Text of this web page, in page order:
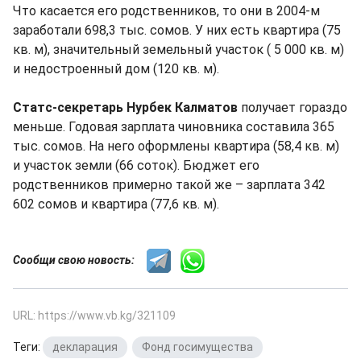
Что касается его родственников, то они в 2004-м
заработали 698,3 тыс. сомов. У них есть квартира (75
кв. м), значительный земельный участок ( 5 000 кв. м)
и недостроенный дом (120 кв. м).
Статс-секретарь Нурбек Калматов получает гораздо
меньше. Годовая зарплата чиновника составила 365
тыс. сомов. На него оформлены квартира (58,4 кв. м)
и участок земли (66 соток). Бюджет его
родственников примерно такой же – зарплата 342
602 сомов и квартира (77,6 кв. м).
Сообщи свою новость:
URL: https://www.vb.kg/321109
Теги: декларация Фонд госимущества